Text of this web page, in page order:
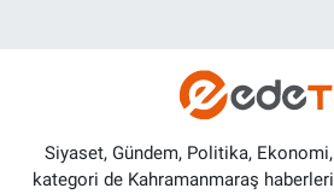
Siyaset, Gündem, Politika,
kategori de Kahramanmaraş